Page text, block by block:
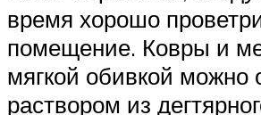
время хорошо
помещение. Ковры и
мягкой обивкой можно
раствором из